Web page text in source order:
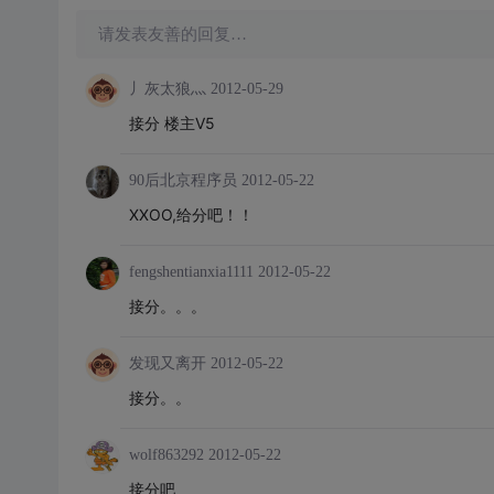
请发表友善的回复…
丿灰太狼灬 2012-05-29
接分 楼主V5
90后北京程序员 2012-05-22
XXOO,给分吧！！
fengshentianxia1111 2012-05-22
接分。。。
发现又离开 2012-05-22
接分。。
wolf863292 2012-05-22
接分吧